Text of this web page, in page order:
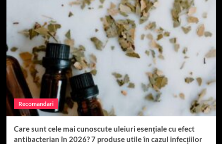
Recomandari
Care sunt cele mai cunoscute uleiuri esențiale cu efect
antibacterian în 2026? 7 produse utile în cazul infecțiilor